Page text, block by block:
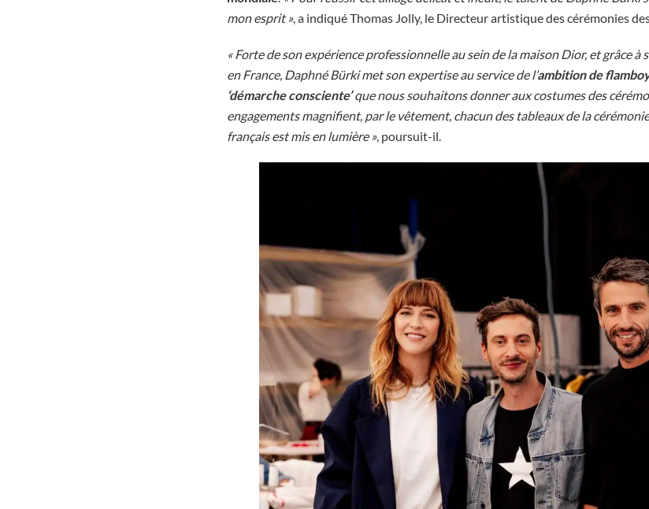
mon esprit », a indiqué Thomas Jolly, le Directeur artistique des cérémonies
« Forte de son expérience professionnelle au sein de la maison Dior, et grâce
en France, Daphné Bürki met son expertise au service de l’ambition de
‘démarche consciente’que nous souhaitons donner aux costumes des
engagements magnifient, par le vêtement, chacun des tableaux de la
français est mis en lumière », poursuit-il.